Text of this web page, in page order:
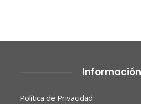
Información
Política de Privacidad